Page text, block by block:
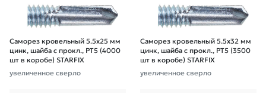
Саморез кровельный 5.5х25 мм
цинк, шайба с прокл., PT5 (4000
шт в коробе) STARFIX
увеличенное сверло
Саморез кровельный 5.5х32 мм
цинк, шайба с прокл., PT5 (3500
шт в коробе) STARFIX
увеличенное сверло